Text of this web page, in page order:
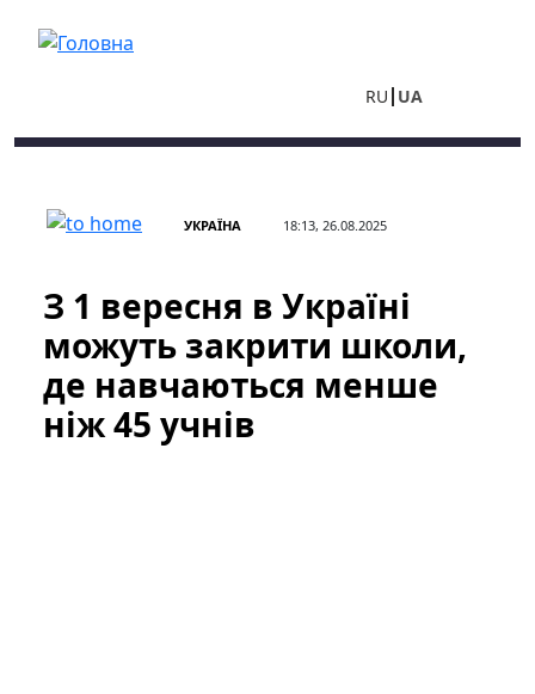
RU UA
УКРАЇНА 18:13, 26.08.2025
З 1 вересня в Україні
можуть закрити школи,
де навчаються менше
ніж 45 учнів